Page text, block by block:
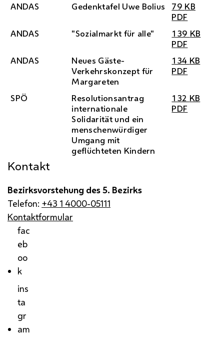
ANDAS
Gedenktafel Uwe Bolius 79 KB
PDF
ANDAS
"Sozialmarkt für alle" 139 KB
PDF
ANDAS
Neues Gäste-
Verkehrskonzept für
Margareten
134 KB
PDF
SPÖ
Resolutionsantrag
internationale
Solidarität und ein
menschenwürdiger
Umgang mit
geflüchteten Kindern
132 KB
PDF
Kontakt
Bezirksvorstehung des 5. Bezirks
Telefon: +43 1 4000-05111
Kontaktformular
fac
eb
oo
k
ins
ta
gr
am